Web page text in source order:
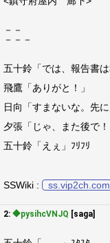
－－
－－－
五十鈴「では、報告書は
飛鷹「ありがと！」
日向「すまないな。先に
夕張「じゃ、また後で！
五十鈴「えぇ」ﾌﾘﾌﾘ
SSWiki : ss.vip2ch.com
2: ◆pysihcVNJQ [saga]